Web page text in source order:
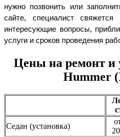
нужно позвонить или
сайте, специалист
интересующие вопросы,
услуги и сроков проведения
Цены на ремонт и
Hummer
Седан (установка)